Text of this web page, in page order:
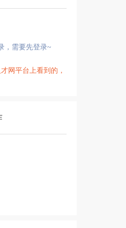
，需要先登录~
网平台上看到的，